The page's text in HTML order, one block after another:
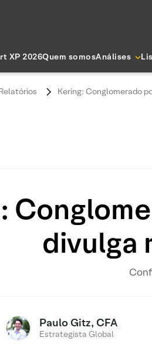
XP 2026Quem somosAnálises
Kering: Conglomerado
divulga
Paulo Gitz, CFA
Estrategista Global